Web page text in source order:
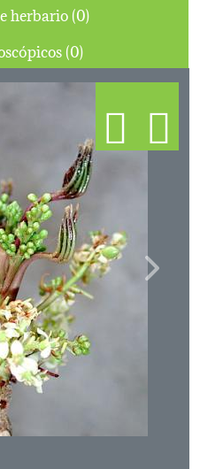
Ejemplares de herbario (0)
Cortes microscópicos (0)
Next